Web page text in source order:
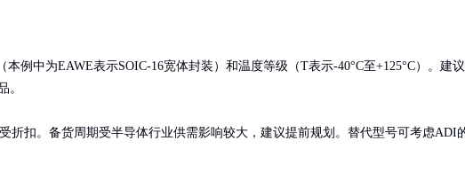
本例中为EAWE表示SOIC-16宽体封装）和温度等级（T表示-40°C至+125°C）。建议
。
折扣。备货周期受半导体行业供需影响较大，建议提前规划。替代型号可考虑ADI